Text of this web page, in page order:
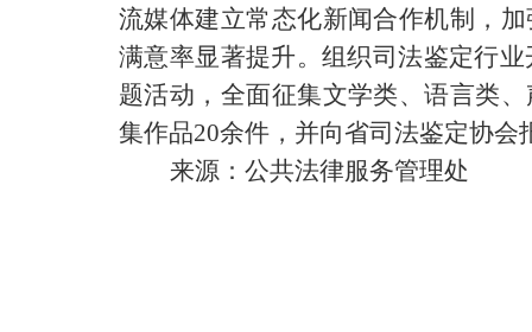
流媒体建立常态化新闻合作机制，
满意率显著提升。组织司法鉴定行业
题活动，全面征集文学类、语言类
集作品20余件，并向省司法鉴定协会
来源：公共法律服务管理处